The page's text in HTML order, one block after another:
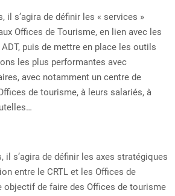
il s’agira de définir les « services »
Offices de Tourisme, en lien avec les
puis de mettre en place les outils
les plus performantes avec
avec notamment un centre de
de tourisme, à leurs salariés, à
il s’agira de définir les axes stratégiques
entre le CRTL et les Offices de
objectif de faire des Offices de tourisme